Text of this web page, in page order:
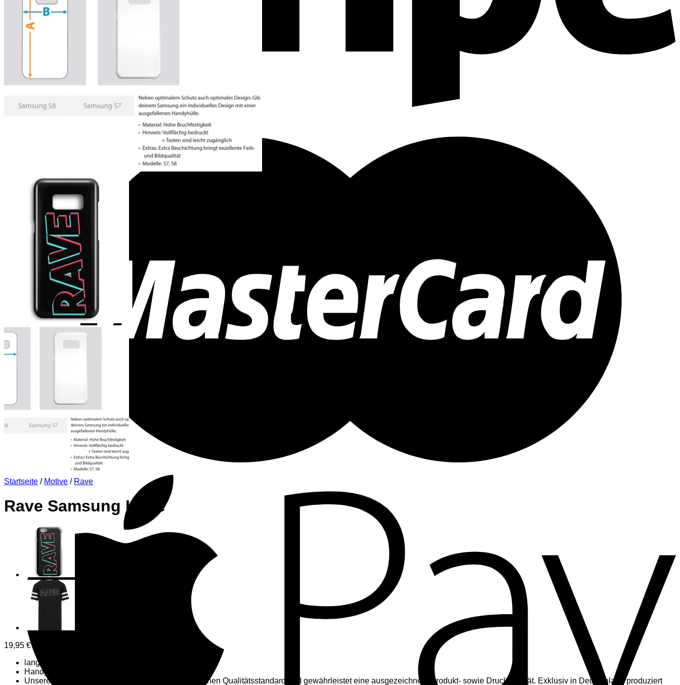
Startseite / Motive / Rave
Rave Samsung Hülle
19,95 €
langlebiger Aufdruck
Handyhülle mit 3mm Breite
Unsere ausgewählte Produktvielfalt erfüllt einen hohen Qualitätsstandard und gewährleistet eine ausgezeichnete Produkt- sowie Druckqualität. Exklusiv in Deutschland produziert